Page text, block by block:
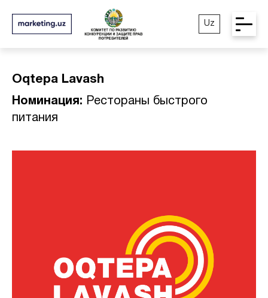
Uz
Oqtepa Lavash
Номинация: Рестораны быстрого
питания